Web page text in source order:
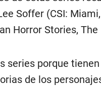
Soffer (CSI:
Horror Stories,
series porque
de los